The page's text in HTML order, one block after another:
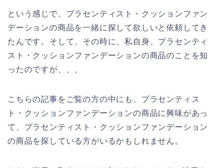
という感じで、プラセンティスト・クッションファン
デーションの商品を一緒に探して欲しいと依頼してき
たんです。そして、その時に、私自身、プラセンティ
スト・クッションファンデーションの商品のことを知
ったのですが、、、
こちらの記事をご覧の方の中にも、プラセンティス
ト・クッションファンデーションの商品に興味があっ
て、プラセンティスト・クッションファンデーション
の商品を探している方がいるかもしれません。